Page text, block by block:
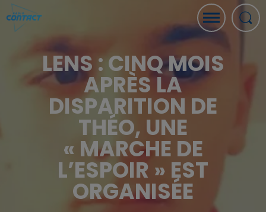
LENS : CINQ MOIS
APRÈS LA
DISPARITION DE
THÉO, UNE
« MARCHE DE
L’ESPOIR » EST
ORGANISÉE